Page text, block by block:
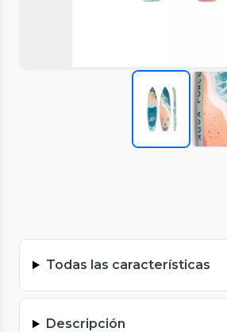
Todas las características
Descripción